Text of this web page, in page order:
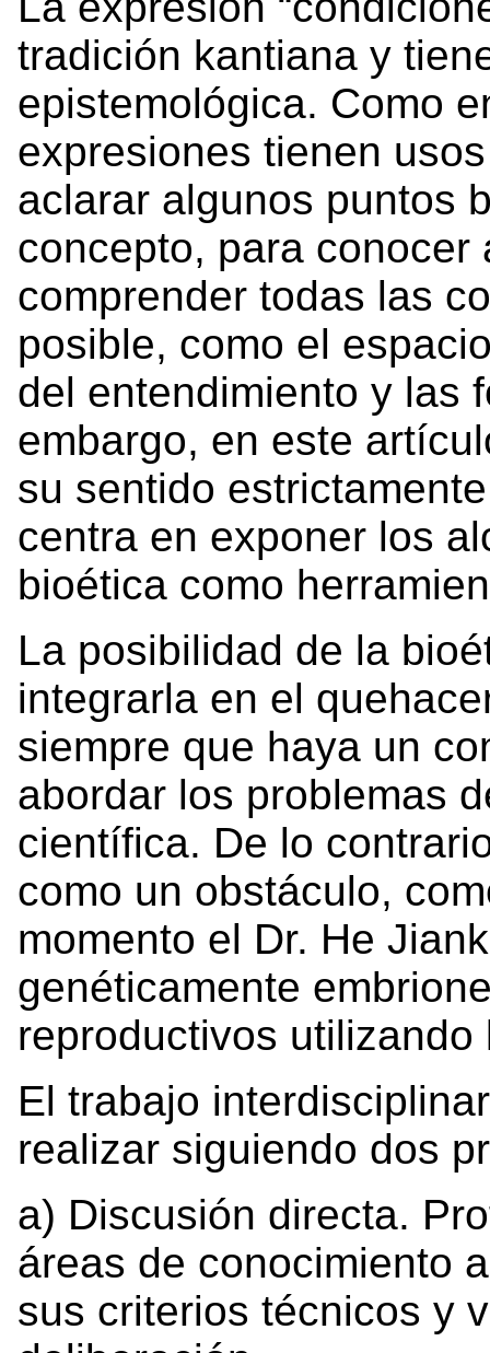
tradición kantiana y
epistemológica. Como
expresiones tienen
aclarar algunos puntos
concepto, para conocer
comprender todas las
posible, como el
del entendimiento y las
embargo, en este
su sentido
centra en exponer los
bioética como
La posibilidad de la
integrarla en el
siempre que haya un
abordar los problemas
científica. De lo
como un obstáculo,
momento el Dr. He
genéticamente
reproductivos
El trabajo
realizar siguiendo dos
a) Discusión directa.
áreas de conocimiento
sus criterios técnicos y